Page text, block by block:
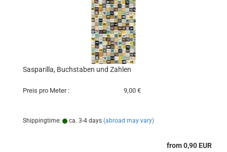
Sasparilla, Buchstaben und Zahlen
Preis pro Meter : 9,00 €
Shippingtime: ca. 3-4 days (abroad may vary)
from 0,90 EUR